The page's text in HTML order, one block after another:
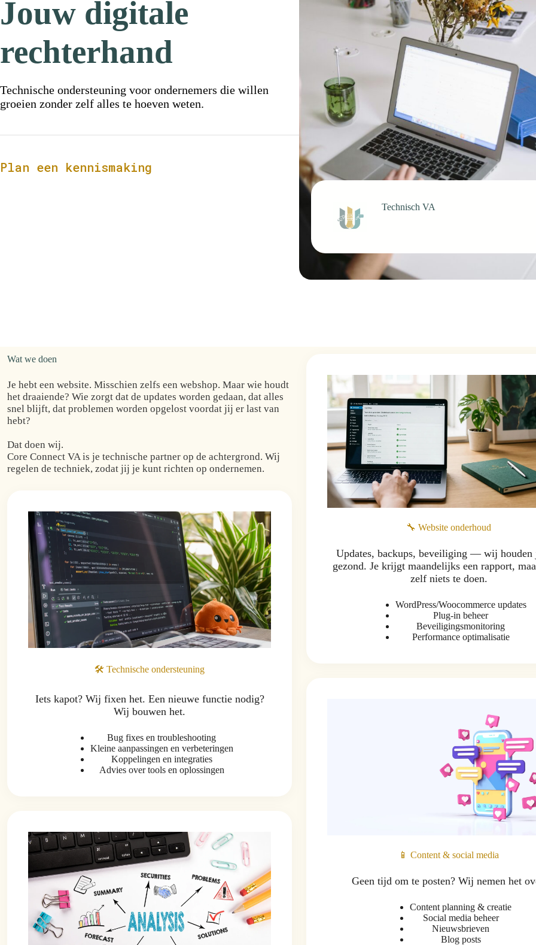
Jouw digitale
rechterhand
Technische ondersteuning voor ondernemers die willen
groeien zonder zelf alles te hoeven weten.
Plan een kennismaking
Technisch VA
Wat we doen
Je hebt een website. Misschien zelfs een webshop. Maar wie houdt
het draaiende? Wie zorgt dat de updates worden gedaan, dat alles
snel blijft, dat problemen worden opgelost voordat jij er last van
hebt?
Dat doen wij.
Core Connect VA is je technische partner op de achtergrond. Wij
regelen de techniek, zodat jij je kunt richten op ondernemen.
🛠️ Technische ondersteuning
Iets kapot? Wij fixen het. Een nieuwe functie nodig?
Wij bouwen het.
Bug fixes en troubleshooting
Kleine aanpassingen en verbeteringen
Koppelingen en integraties
Advies over tools en oplossingen
🔧 Website onderhoud
Updates, backups, beveiliging — wij houden
gezond. Je krijgt maandelijks een rapport,
zelf niets te doen.
WordPress/Woocommerce updates
Plug-in beheer
Beveiligingsmonitoring
Performance optimalisatie
📱 Content & social media
Geen tijd om te posten? Wij nemen het
Content planning & creatie
Social media beheer
Nieuwsbrieven
Blog posts